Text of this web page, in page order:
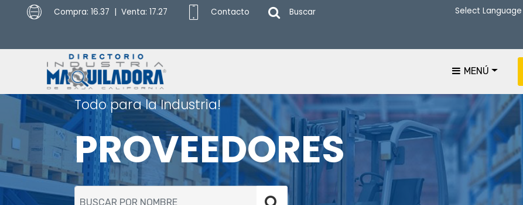
Compra: 16.37 | Venta: 17.27 Contacto Buscar
MENÚ
Todo para la Industria!
PROVEEDORES